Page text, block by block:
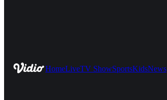
HomeLiveTV ShowSportsKidsNews